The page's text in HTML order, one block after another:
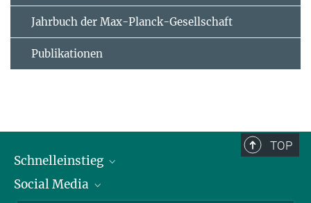
Jahrbuch der Max-Planck-Gesellschaft
Publikationen
TOP
Schnelleinstieg
Alumni
Social Media